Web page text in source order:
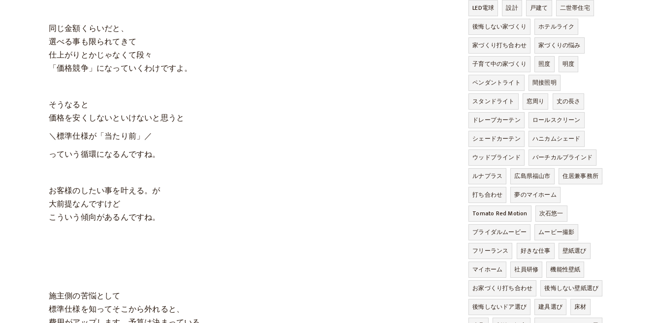
同じ金額くらいだと、
選べる事も限られてきて
仕上がりとかじゃなくて段々
「価格競争」になっていくわけですよ。
そうなると
価格を安くしないといけないと思うと
＼標準仕様が「当たり前」／
っていう循環になるんですね。
お客様のしたい事を叶える。が
大前提なんですけど
こういう傾向があるんですね。
施主側の苦悩として
標準仕様を知ってそこから外れると、
LED電球
設計 戸建て
二世帯住宅
後悔しない家づくり
ホテルライク
家づくり打ち合わせ
家づくりの悩み
子育て中の家づくり
照度
明度
ペンダントライト
間接照明
スタンドライト
窓周り
丈の長さ
ドレープカーテン
ロールスクリーン
シェードカーテン
ハニカムシェード
ウッドブラインド
バーチカルブラインド
ルナプラス
広島県福山市
住居兼事務所
打ち合わせ
夢のマイホーム
Tomato Red Motion
次石悠一
ブライダルムービー
ムービー撮影
フリーランス
好きな仕事
壁紙選び
マイホーム
社員研修
機能性壁紙
お家づくり打ち合わせ
後悔しない壁紙選び
後悔しないドア選び
建具選び
床材